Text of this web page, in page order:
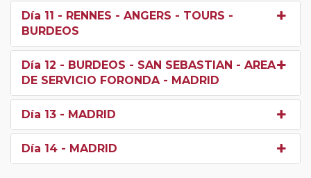
Día 11 - RENNES - ANGERS - TOURS -
BURDEOS
Día 12 - BURDEOS - SAN SEBASTIAN - AREA
DE SERVICIO FORONDA - MADRID
Día 13 - MADRID
Día 14 - MADRID